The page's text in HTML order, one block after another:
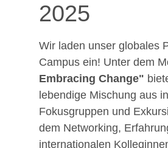
2025
Wir laden unser globales
Campus ein! Unter dem
Embracing Change"
lebendige Mischung aus
Fokusgruppen und
dem Networking,
internationalen